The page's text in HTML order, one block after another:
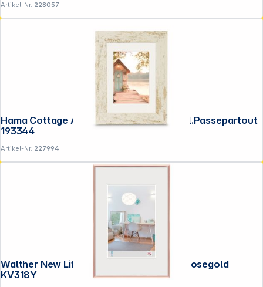
Artikel-Nr.:228057
Hama Cottage Altweiß 13x18 Kunstst.inkl.Passepartout
193344
Artikel-Nr.:227994
Walther New Lifestyle 13x18 Kunststoff rosegold
KV318Y